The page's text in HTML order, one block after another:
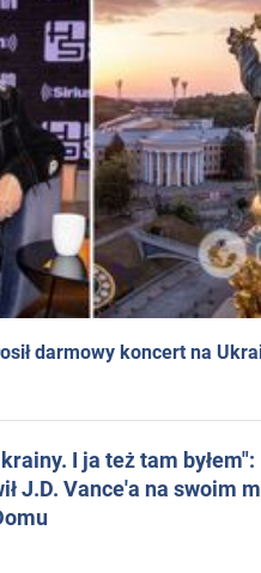
darmowy koncert na
I ja też tam
J.D. Vance'a na swoim